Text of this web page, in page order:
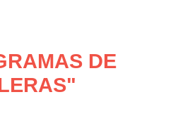
DE
"